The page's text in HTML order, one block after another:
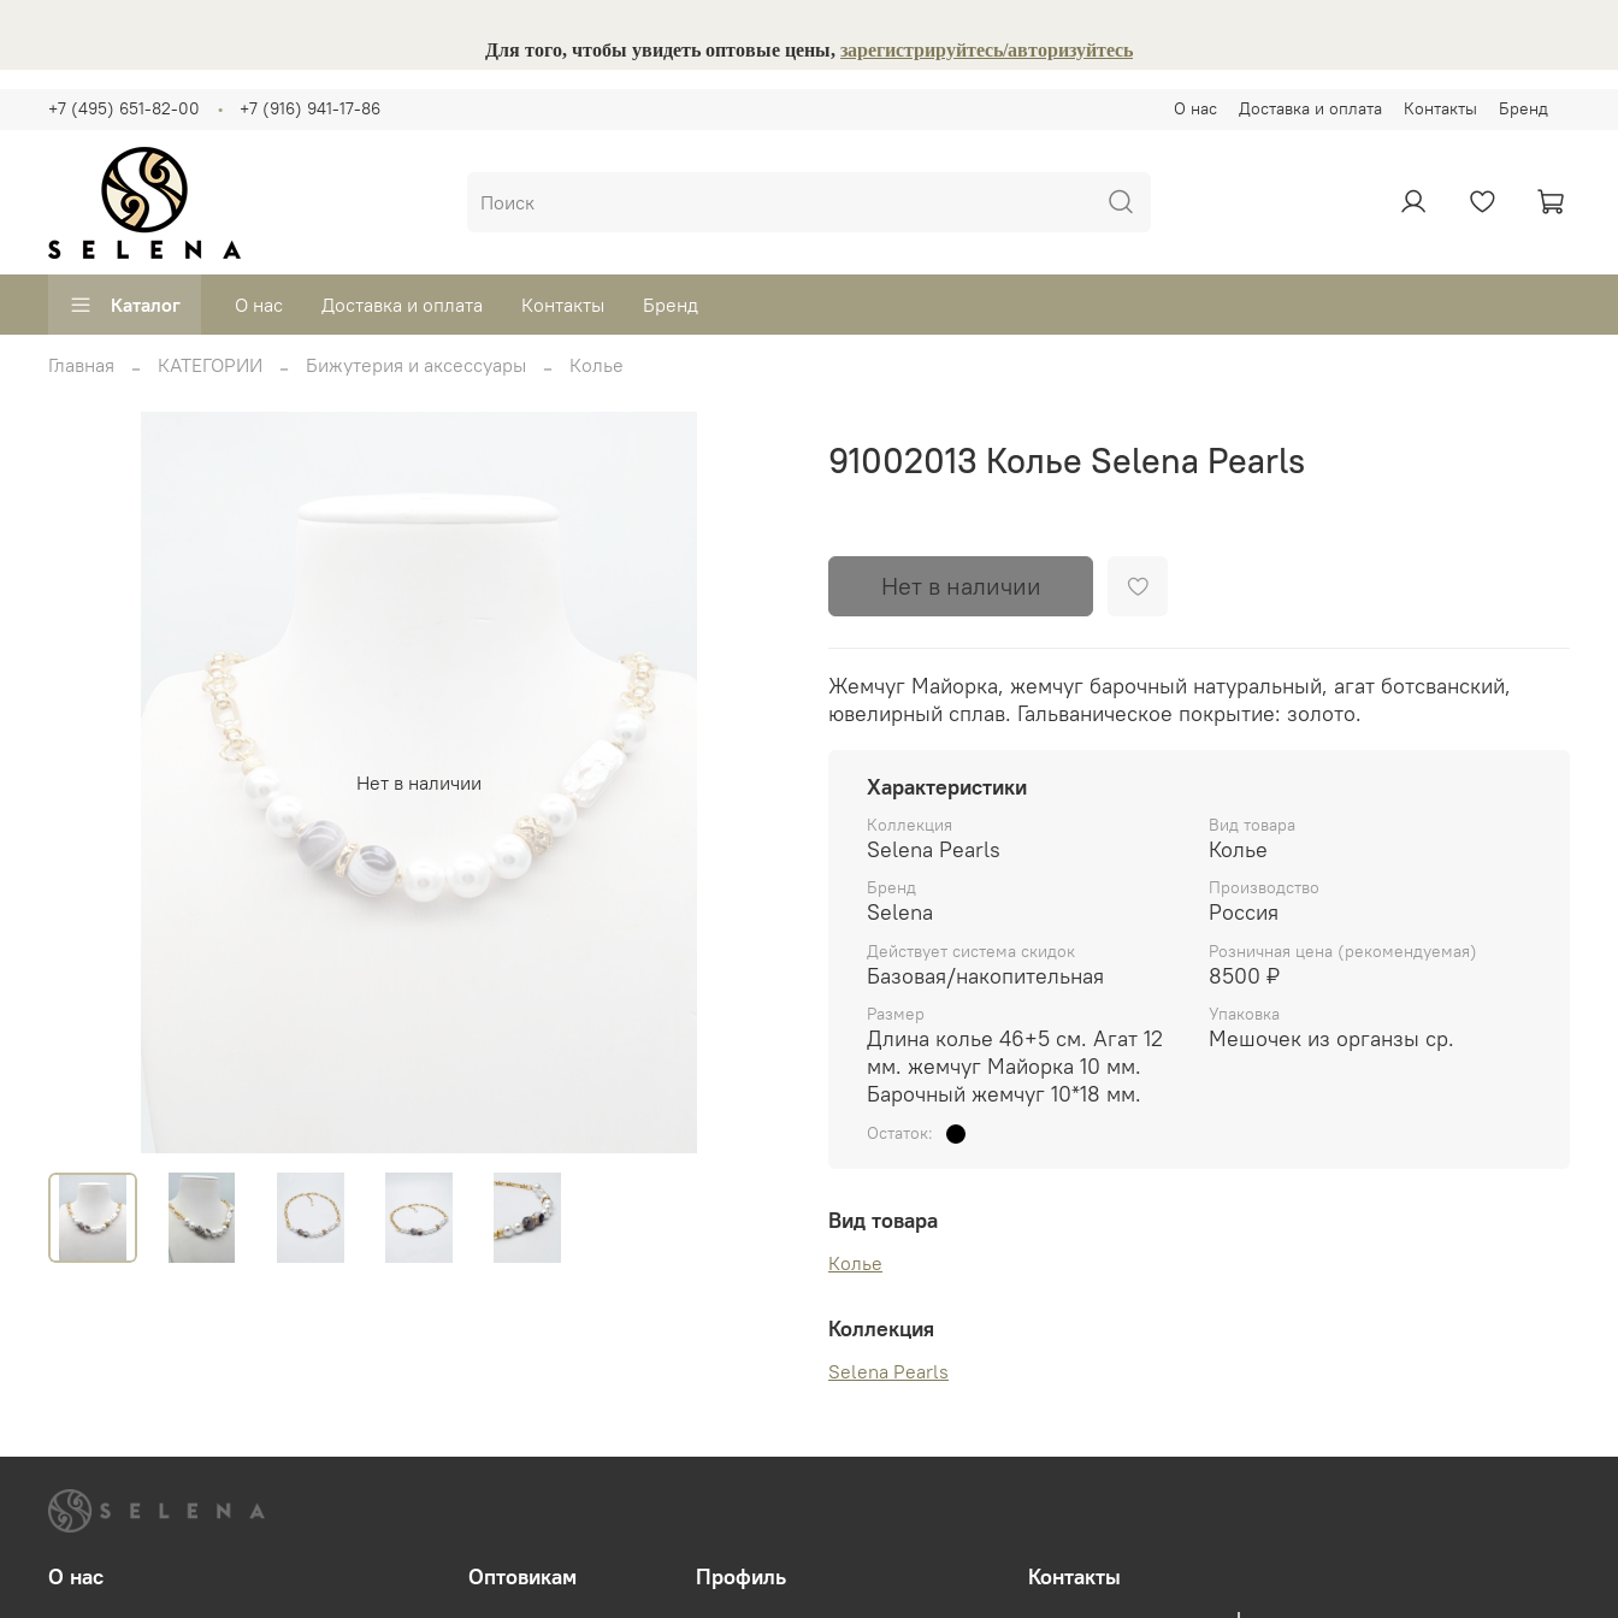
Для того, чтобы увидеть оптовые цены, зарегистрируйтесь/авторизуйтесь
О нас Доставка и оплата Контакты Бренд
+7 (495) 651-82-00 +7 (916) 941-17-86
Каталог О нас Доставка и оплата Контакты Бренд
Главная КАТЕГОРИИ Бижутерия и аксессуары Колье
Нет в наличии
91002013 Колье Selena Pearls
Нет в наличии
Жемчуг Майорка, жемчуг барочный натуральный, агат ботсванский,
ювелирный сплав. Гальваническое покрытие: золото.
Характеристики
Коллекция
Selena Pearls
Вид товара
Колье
Бренд
Selena
Производство
Россия
Действует система скидок
Базовая/накопительная
Розничная цена (рекомендуемая)
8500 ₽
Размер
Длина колье 46+5 см. Агат 12
мм. жемчуг Майорка 10 мм.
Барочный жемчуг 10*18 мм.
Упаковка
Мешочек из органзы ср.
Остаток:
Вид товара
Колье
Коллекция
Selena Pearls
О нас Оптовикам Профиль
Контакты